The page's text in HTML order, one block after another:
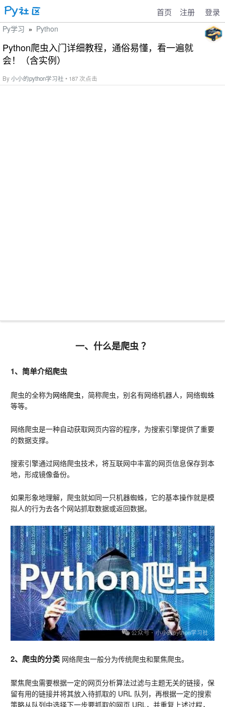
首页 注册 登录
Py学习 » Python
Python爬虫入门详细教程，通俗易懂，看一遍就
会！（含实例）
By小小的python学习社 • 187 次点击
一、什么是爬虫 ？
1、简单介绍爬虫
爬虫的全称为网络爬虫，简称爬虫，别名有网络机器人，网络蜘蛛
等等。
网络爬虫是一种自动获取网页内容的程序，为搜索引擎提供了重要
的数据支撑。
搜索引擎通过网络爬虫技术，将互联网中丰富的网页信息保存到本
地，形成镜像备份。
如果形象地理解，爬虫就如同一只机器蜘蛛，它的基本操作就是模
拟人的行为去各个网站抓取数据或返回数据。
2、爬虫的分类 网络爬虫一般分为传统爬虫和聚焦爬虫。
聚焦爬虫需要根据一定的网页分析算法过滤与主题无关的链接，保
留有用的链接并将其放入待抓取的 URL 队列，再根据一定的搜索
策略从队列中选择下一步要抓取的网页 URL，并重复上述过程，